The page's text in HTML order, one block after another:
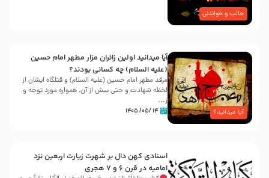
جالب و خواندنی
آیا میدانید؟
آیا میدانید اولین زائران مزار مطهر امام حسین
(علیه السلام) چه کسانی بودند؟
مرقد مطهر امام حسین (علیه السلام) و قتلگاه ایشان از
لحظه شهادت و حتی پیش از آن، همواره مورد توجه و
ز...
۱۴ /۰۵/ ۱۴۰۵
اسنادی کهن دال بر شهرت زیارت اربعین نزد
امامیه در قرن ۶ و ۷ هجری